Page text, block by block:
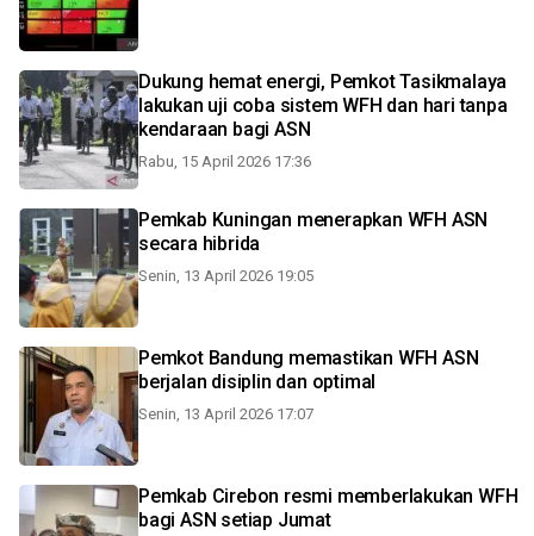
Dukung hemat energi, Pemkot Tasikmalaya
lakukan uji coba sistem WFH dan hari tanpa
kendaraan bagi ASN
Rabu, 15 April 2026 17:36
Pemkab Kuningan menerapkan WFH ASN
secara hibrida
Senin, 13 April 2026 19:05
Pemkot Bandung memastikan WFH ASN
berjalan disiplin dan optimal
Senin, 13 April 2026 17:07
Pemkab Cirebon resmi memberlakukan WFH
bagi ASN setiap Jumat